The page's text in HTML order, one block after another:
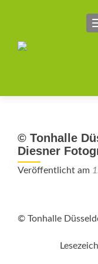
© Tonhalle
Diesner
Veröffentlicht am
© Tonhalle